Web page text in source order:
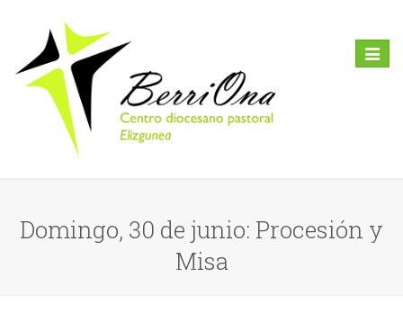
Toggle
Domingo, 30 de junio: Procesión y
Misa